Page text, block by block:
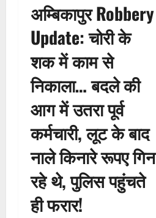
अम्बिकापुर Robbery
Update: चोरी के
शक में काम से
निकाला… बदले की
आग में उतरा पूर्व
कर्मचारी, लूट के बाद
नाले किनारे रूपए गिन
रहे थे, पुलिस पहुंचते
ही फरार!